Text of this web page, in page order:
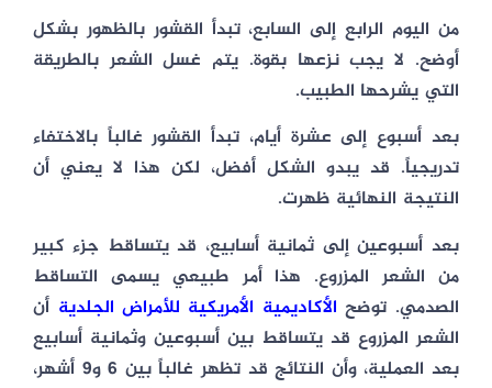
من اليوم الرابع إلى السابع، تبدأ القشور بالظهور بشكل
أوضح. لا يجب نزعها بقوة. يتم غسل الشعر بالطريقة
التي يشرحها الطبيب.
بعد أسبوع إلى عشرة أيام، تبدأ القشور غالباً بالاختفاء
تدريجياً. قد يبدو الشكل أفضل، لكن هذا لا يعني أن
النتيجة النهائية ظهرت.
بعد أسبوعين إلى ثمانية أسابيع، قد يتساقط جزء كبير
من الشعر المزروع. هذا أمر طبيعي يسمى التساقط
الصدمي. توضح الأكاديمية الأمريكية للأمراض الجلدية أن
الشعر المزروع قد يتساقط بين أسبوعين وثمانية أسابيع
بعد العملية، وأن النتائج قد تظهر غالباً بين 6 و9 أشهر،